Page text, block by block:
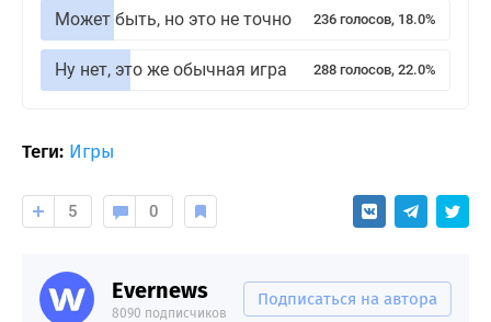
Может быть, но это не точно 236 голосов, 18.0%
Ну нет, это же обычная игра 288 голосов, 22.0%
Теги: Игры
5 0
Evernews
8090 подписчиков
Подписаться на автора